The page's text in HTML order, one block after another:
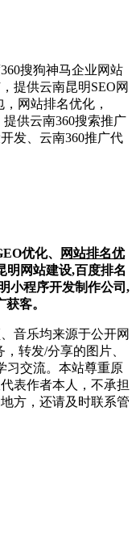
搜狗神马企业网站
提供云南昆明SEO网
网站排名优化，
提供云南360搜索推广
发、云南360推广代
优化、
网站排名优
明网站建设,百度排名
小程序开发制作公司,
客。
音乐均来源于公开网
转发/分享的图片、
习交流。本站尊重原
表作者本人，不承担
方，还请及时联系管